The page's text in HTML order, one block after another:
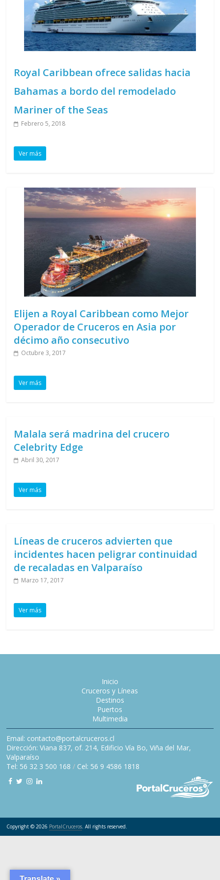
Royal Caribbean ofrece salidas hacia
Bahamas a bordo del remodelado
Mariner of the Seas
Febrero 5, 2018
Ver más
Elijen a Royal Caribbean como Mejor
Operador de Cruceros en Asia por
décimo año consecutivo
Octubre 3, 2017
Ver más
Malala será madrina del crucero
Celebrity Edge
Abril 30, 2017
Ver más
Líneas de cruceros advierten que
incidentes hacen peligrar continuidad
de recaladas en Valparaíso
Marzo 17, 2017
Ver más
Inicio
Cruceros y Líneas
Destinos
Puertos
Multimedia
Email: contacto@portalcruceros.cl
Dirección: Viana 837, of. 214, Edificio Vía Bo, Viña del Mar,
Valparaíso
Tel: 56 32 3 500 168 / Cel: 56 9 4586 1818
Copyright © 2026 PortalCruceros . All rights reserved.